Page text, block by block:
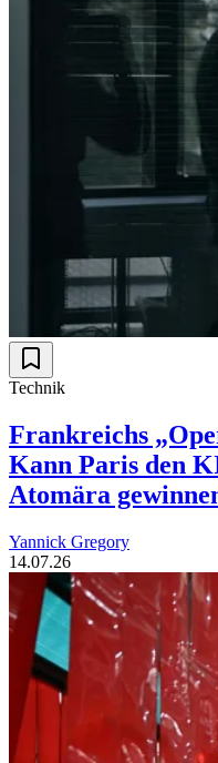
Technik
Frankreichs
Kann Paris den
Atomära
Yannick Gregory
14.07.26